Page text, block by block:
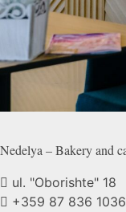
Nedelya – Bakery and
ul. "Oborishte" 18
+359 87 836 1036